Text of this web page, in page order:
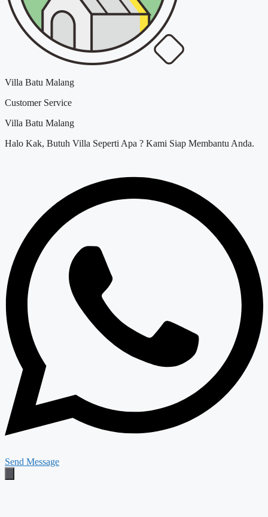
Villa Batu Malang
Customer Service
Villa Batu Malang
Halo Kak, Butuh Villa Seperti Apa ? Kami Siap Membantu Anda.
Send Message